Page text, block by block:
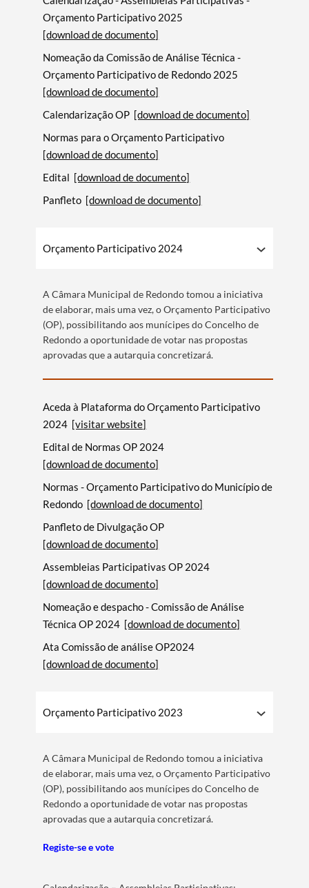
Orçamento Participativo 2025
[download de documento]
Nomeação da Comissão de Análise Técnica -
Orçamento Participativo de Redondo 2025
[download de documento]
Calendarização OP [download de documento]
Normas para o Orçamento Participativo
[download de documento]
Edital [download de documento]
Panfleto [download de documento]
Orçamento Participativo 2024
A Câmara Municipal de Redondo tomou a iniciativa
de elaborar, mais uma vez, o Orçamento Participativo
(OP), possibilitando aos munícipes do Concelho de
Redondo a oportunidade de votar nas propostas
aprovadas que a autarquia concretizará.
Aceda à Plataforma do Orçamento Participativo
2024 [visitar website]
Edital de Normas OP 2024
[download de documento]
Normas - Orçamento Participativo do Município de
Redondo [download de documento]
Panfleto de Divulgação OP
[download de documento]
Assembleias Participativas OP 2024
[download de documento]
Nomeação e despacho - Comissão de Análise
Técnica OP 2024 [download de documento]
Ata Comissão de análise OP2024
[download de documento]
Orçamento Participativo 2023
A Câmara Municipal de Redondo tomou a iniciativa
de elaborar, mais uma vez, o Orçamento Participativo
(OP), possibilitando aos munícipes do Concelho de
Redondo a oportunidade de votar nas propostas
aprovadas que a autarquia concretizará.
Registe-se e vote